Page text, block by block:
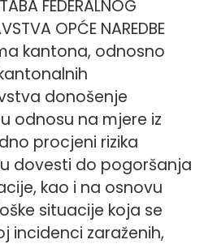
FEDERALNOG
OPĆE NAREDBE
kantona, odnosno
donošenje
odnosu na mjere iz
procjeni rizika
dovesti do pogoršanja
kao i na osnovu
situacije koja se
incidenci zaraženih,